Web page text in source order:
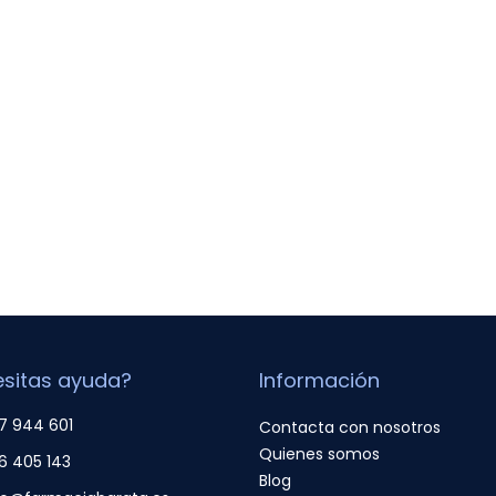
ayuda?
944 601
405 143
Información
Contacta con nosotros
Quienes somos
Blog